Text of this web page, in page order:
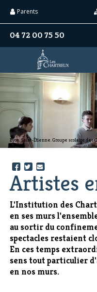
contenu.
|
personnels
04 72 00 75 50
Parents
Lyon. Saint-Étienne. Groupe scolaire
Artistes
L'Institution des
en ses murs
au sortir du
spectacles restaient
En ces temps
sens tout particulier
en nos murs.